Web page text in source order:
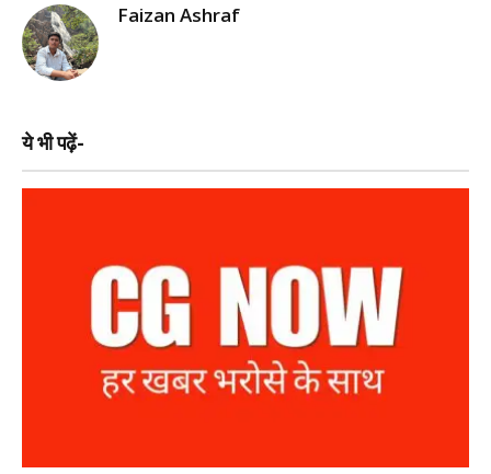
Faizan Ashraf
ये भी पढ़ें-